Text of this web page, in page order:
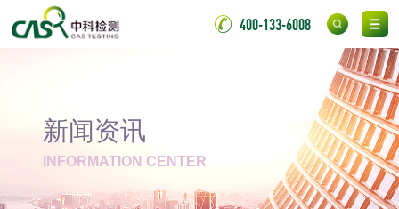
400-133-6008
新闻资讯
INFORMATION CENTER
胶粘带检测
测
金属硬度测试
金属材料检测 喷嘴检测